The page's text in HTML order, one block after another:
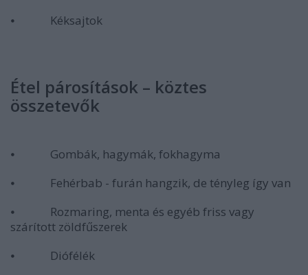
⦁ Kéksajtok
Étel párosítások – köztes
összetevők
⦁ Gombák, hagymák, fokhagyma
⦁ Fehérbab - furán hangzik, de tényleg így van
⦁ Rozmaring, menta és egyéb friss vagy
szárított zöldfűszerek
⦁ Diófélék